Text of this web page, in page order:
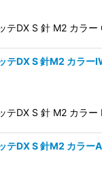
テDX S 針 M2 カラー
テDX S 針M2 カラー
テDX S 針 M2 カラー
テDX S 針M2 カラー